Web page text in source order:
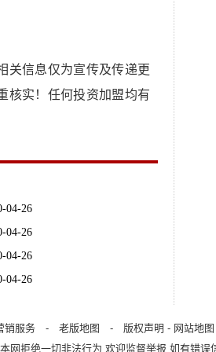
关信息仅为宣传及传递更
核实！任何投资加盟均有
04-26
04-26
04-26
04-26
04-26
销服务 - 老版地图 - 版权声明 - 网站地图
网拒绝一切非法行为 欢迎监督举报 如有错误